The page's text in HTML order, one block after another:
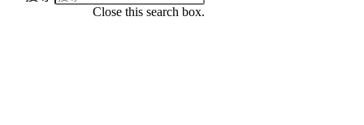
Close this search box.